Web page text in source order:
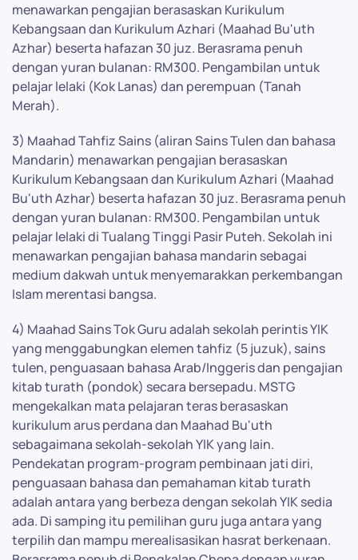
menawarkan pengajian berasaskan Kurikulum
Kebangsaan dan Kurikulum Azhari (Maahad Bu'uth
Azhar) beserta hafazan 30 juz. Berasrama penuh
dengan yuran bulanan: RM300. Pengambilan untuk
pelajar lelaki (Kok Lanas) dan perempuan (Tanah
Merah).
3) Maahad Tahfiz Sains (aliran Sains Tulen dan bahasa
Mandarin) menawarkan pengajian berasaskan
Kurikulum Kebangsaan dan Kurikulum Azhari (Maahad
Bu'uth Azhar) beserta hafazan 30 juz. Berasrama penuh
dengan yuran bulanan: RM300. Pengambilan untuk
pelajar lelaki di Tualang Tinggi Pasir Puteh. Sekolah ini
menawarkan pengajian bahasa mandarin sebagai
medium dakwah untuk menyemarakkan perkembangan
Islam merentasi bangsa.
4) Maahad Sains Tok Guru adalah sekolah perintis YIK
yang menggabungkan elemen tahfiz (5 juzuk), sains
tulen, penguasaan bahasa Arab/Inggeris dan pengajian
kitab turath (pondok) secara bersepadu. MSTG
mengekalkan mata pelajaran teras berasaskan
kurikulum arus perdana dan Maahad Bu'uth
sebagaimana sekolah-sekolah YIK yang lain.
Pendekatan program-program pembinaan jati diri,
penguasaan bahasa dan pemahaman kitab turath
adalah antara yang berbeza dengan sekolah YIK sedia
ada. Di samping itu pemilihan guru juga antara yang
terpilih dan mampu merealisasikan hasrat berkenaan.